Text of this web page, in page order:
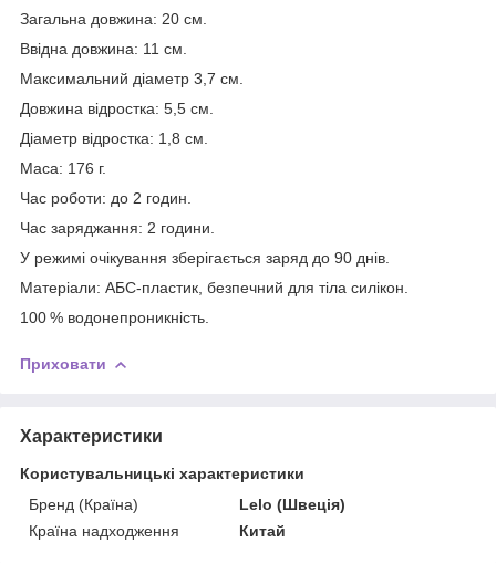
Загальна довжина: 20 см.
Ввідна довжина: 11 см.
Максимальний діаметр 3,7 см.
Довжина відростка: 5,5 см.
Діаметр відростка: 1,8 см.
Маса: 176 г.
Час роботи: до 2 годин.
Час заряджання: 2 години.
У режимі очікування зберігається заряд до 90 днів.
Матеріали: АБС-пластик, безпечний для тіла силікон.
100 % водонепроникність.
Приховати
Характеристики
Користувальницькі характеристики
Бренд (Країна)
Lelo (Швеція)
Країна надходження
Китай